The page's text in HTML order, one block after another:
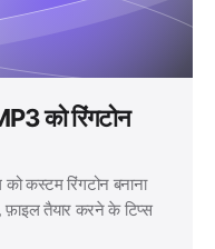
को रिंगटोन
कस्टम रिंगटोन बनाना
फ़ाइल तैयार करने के टिप्स